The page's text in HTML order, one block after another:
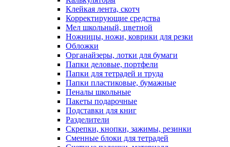
Клейкая лента, скотч
Корректирующие средства
Мел школьный, цветной
Ножницы, ножи, коврики для резки
Обложки
Органайзеры, лотки для бумаги
Папки деловые, портфели
Папки для тетрадей и труда
Папки пластиковые, бумажные
Пеналы школьные
Пакеты подарочные
Подставки для книг
Разделители
Скрепки, кнопки, зажимы, резинки
Сменные блоки для тетрадей